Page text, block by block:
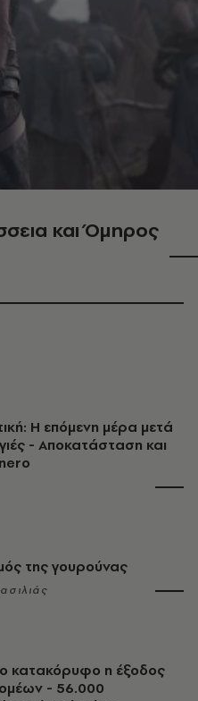
και Όμηρος
Η επόμενη μέρα μετά
- Αποκατάσταση και
της γουρούνας
κατακόρυφο η έξοδος
- 56.000